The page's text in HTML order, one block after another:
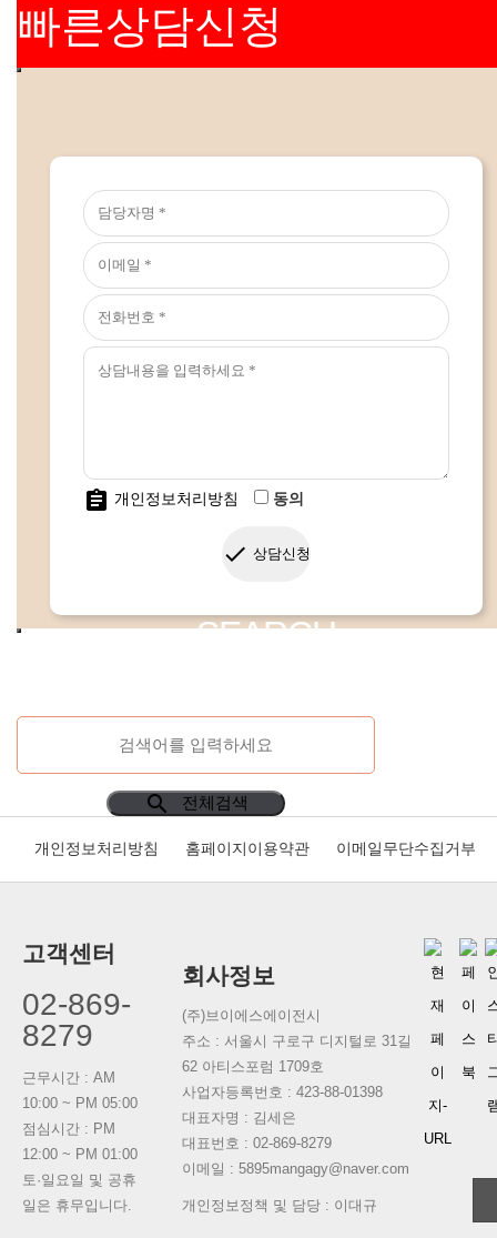
빠른상담신청
assignment 개인정보처리방침 동의
done 상담신청
SEARCH
search 전체검색
개인정보처리방침 홈페이지이용약관 이메일무단수집거부
고객센터
02-869-
8279
근무시간 : AM
10:00 ~ PM 05:00
점심시간 : PM
12:00 ~ PM 01:00
토·일요일 및 공휴
일은 휴무입니다.
회사정보
(주)브이에스에이전시
주소 : 서울시 구로구 디지털로 31길
62 아티스포럼 1709호
사업자등록번호 : 423-88-01398
대표자명 : 김세은
대표번호 : 02-869-8279
이메일 : 5895mangagy@naver.com
개인정보정책 및 담당 : 이대규